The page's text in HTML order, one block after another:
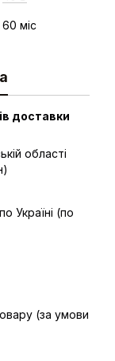
60 міс
доставки
області
Україні (по
(за умови